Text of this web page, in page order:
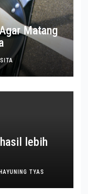
Matang
lebih
TYAS